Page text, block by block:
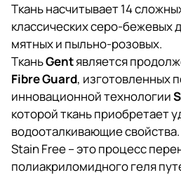
Ткань насчитывает 14
классических серо-бежевых
мятных и пыльно-розовых.
ТканьGentявляется
Fibre Guard, изготовленных
инновационной технологии
которой ткань приобретает
водооталкивающие свойства.
Stain Free – это процесс
полиакриломидного геля